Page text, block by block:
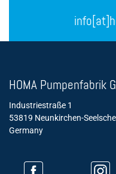
HOMA Pumpenfabrik
Industriestraße 1
53819 Neunkirchen-
Germany